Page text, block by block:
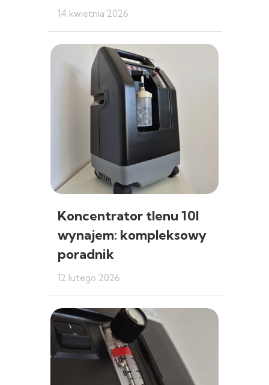
14 kwietnia 2026
Koncentrator tlenu 10l
wynajem: kompleksowy
poradnik
12 lutego 2026